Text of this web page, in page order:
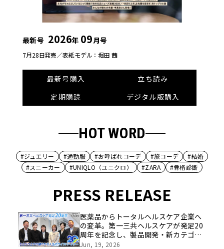
最新号 2026年 09月号
7月28日発売／表紙モデル：堀田 茜
最新号購入
立ち読み
定期購読
デジタル版購入
HOT WORD
#ジュエリー #通勤服 #お呼ばれコーデ #旅コーデ
#結婚
#スニーカー
#UNIQLO（ユニクロ） #ZARA #骨格診断
PRESS RELEASE
医薬品からトータルヘルスケア企業へ
の変革。第一三共ヘルスケアが発足20
周年を記念し、製品開発・新カテゴリ
挑戦の舞台や旧社統合時のエピソード
Jun, 19, 2026